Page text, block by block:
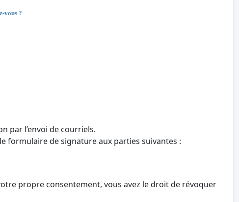
vous ?
par l’envoi de courriels.
formulaire de signature aux parties suivantes :
propre consentement, vous avez le droit de révoquer